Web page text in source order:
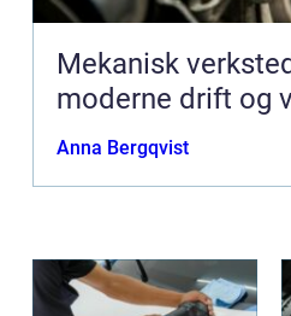
Mekanisk verksted hjertet i
moderne drift og
Anna Bergqvist